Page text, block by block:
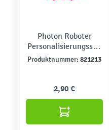
Photon Roboter
Personalisierungsstic
ker, Natur
Produktnummer: 821213
2,90 €